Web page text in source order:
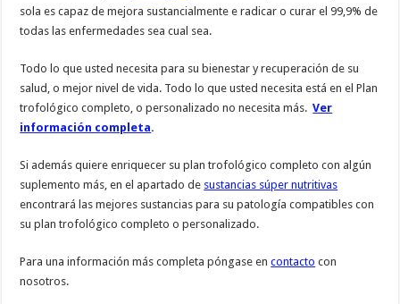
sola es capaz de mejora sustancialmente e radicar o curar el 99,9% de
todas las enfermedades sea cual sea.
Todo lo que usted necesita para su bienestar y recuperación de su
salud, o mejor nivel de vida. Todo lo que usted necesita está en el Plan
trofológico completo, o personalizado no necesita más.Ver
información completa.
Si además quiere enriquecer su plan trofológico completo con algún
suplemento más, en el apartado de sustancias súper nutritivas
encontrará las mejores sustancias para su patología compatibles con
su plan trofológico completo o personalizado.
Para una información más completa póngase encontacto con
nosotros.